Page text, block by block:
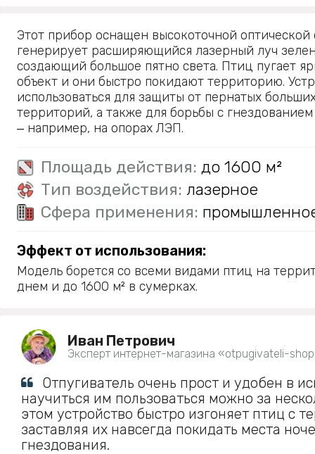
Этот прибор оснащен высокоточной оптической
генерирует расширяющийся лазерный луч
создающий большое пятно света. Птиц пугает
объект и они быстро покидают территорию.
использоваться для защиты от пернатых
территорий, а также для борьбы с
‒ например, на опорах ЛЭП.
Площадь действия: до 1600 м²
Тип воздействия: лазерное
Сфера применения:
Эффект от использования:
Модель борется со всеми видами птиц на
днем и до 1600 м² в сумерках.
Иван Петрович
Эксперт интернет-магазина «otpugivateli-
Отпугиватель очень прост и удобен в
научиться им пользоваться можно за
этом устройство быстро изгоняет птиц с
заставляя их навсегда покидать места
гнездования.